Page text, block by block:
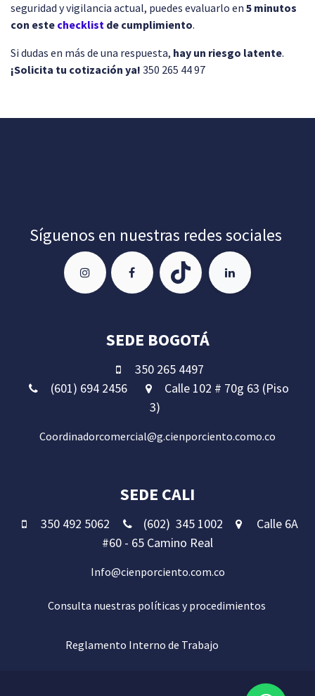
seguridad y vigilancia actual, puedes evaluarlo en 5 minutos
con este checklist de cumplimiento.
Si dudas en más de una respuesta, hay un riesgo latente.
¡Solicita tu cotización ya! 350 265 44 97
Síguenos en nuestras redes sociales
SEDE BOGOTÁ
350 265 4497
(601) 694 2456
Calle 102 # 70g 63 (Piso
3)
Coordinadorcomercial@g.cienporciento.como.co
SEDE CALI
350 492 5062 (602) 345 1002
Calle 6A
#60 - 65 Camino Real
Info@cienporciento.com.co
Consulta nuestras políticas y procedimientos
Reglamento Inter​​no de Trabajo